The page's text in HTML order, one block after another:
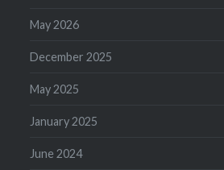
May 2026
December 2025
May 2025
January 2025
June 2024